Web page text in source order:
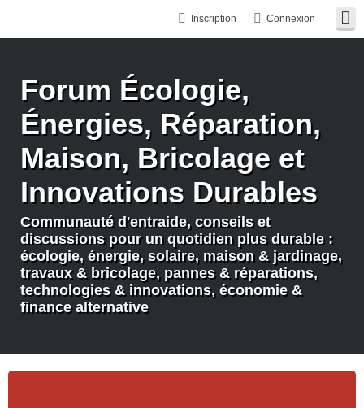
Connexion
Inscription
Forum Écologie,
Énergies, Réparation,
Maison, Bricolage et
Innovations Durables
Communauté d'entraide, conseils et
discussions pour un quotidien plus durable :
écologie, énergie, solaire, maison & jardinage,
travaux & bricolage, pannes & réparations,
technologies & innovations, économie &
finance alternative